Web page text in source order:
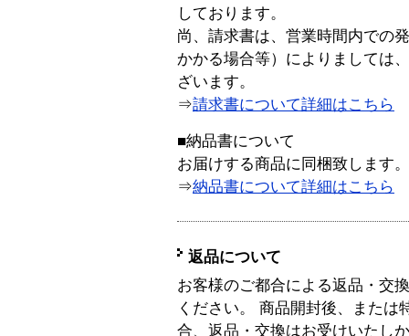
しております。
尚、請求書は、営業時間内での
かかる場合等）によりましては
ざいます。
⇒請求書について詳細はこちら
■納品書について
お届けする商品に同梱致します。
⇒納品書について詳細はこちら
返品について
お客様のご都合による返品・交
ください。 商品開封後、または
合、返品・交換はお受けいたし